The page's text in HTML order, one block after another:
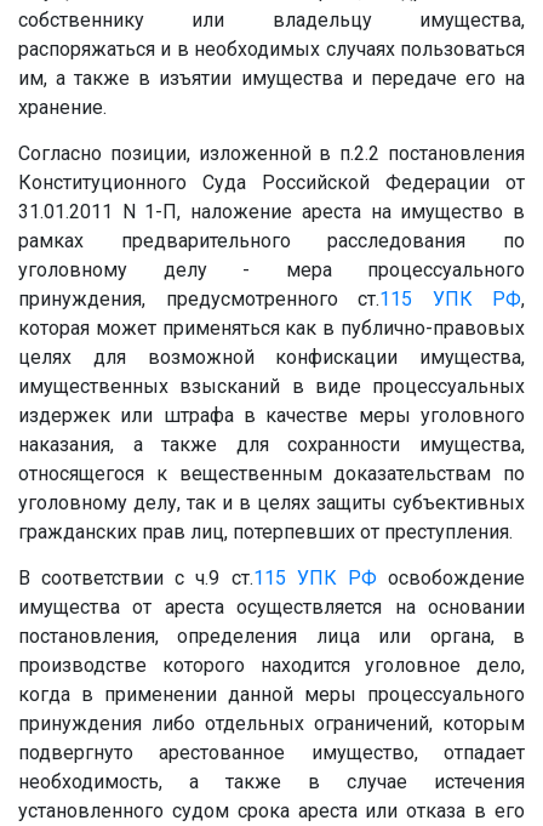
собственнику или владельцу имущества,
распоряжаться и в необходимых случаях пользоваться
им, а также в изъятии имущества и передаче его на
хранение.
Согласно позиции, изложенной в п.2.2 постановления
Конституционного Суда Российской Федерации от
31.01.2011 N 1-П, наложение ареста на имущество в
рамках предварительного расследования по
уголовному делу - мера процессуального
принуждения, предусмотренного ст.115 УПК РФ,
которая может применяться как в публично-правовых
целях для возможной конфискации имущества,
имущественных взысканий в виде процессуальных
издержек или штрафа в качестве меры уголовного
наказания, а также для сохранности имущества,
относящегося к вещественным доказательствам по
уголовному делу, так и в целях защиты субъективных
гражданских прав лиц, потерпевших от преступления.
В соответствии с ч.9 ст.115 УПК РФосвобождение
имущества от ареста осуществляется на основании
постановления, определения лица или органа, в
производстве которого находится уголовное дело,
когда в применении данной меры процессуального
принуждения либо отдельных ограничений, которым
подвергнуто арестованное имущество, отпадает
необходимость, а также в случае истечения
установленного судом срока ареста или отказа в его